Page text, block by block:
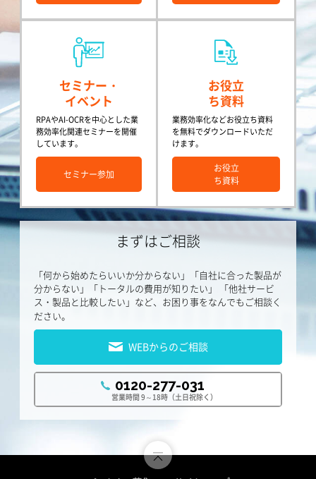
セミナー・
イベント
RPAやAI-OCRを中心とした業
務効率化関連セミナーを開催
しています。
セミナー参加
お役立
ち資料
業務効率化などお役立ち資料
を無料でダウンロードいただ
けます。
お役立
ち資料
まずはご相談
「何から始めたらいいか分からない」「自社に合った製品が
分からない」「トータルの費用が知りたい」
「他社サービ
ス・製品と比較したい」など、お困り事をなんでもご相談く
ださい。
0120-277-031
営業時間 9～18時（土日祝除く）
WEBからのご相談